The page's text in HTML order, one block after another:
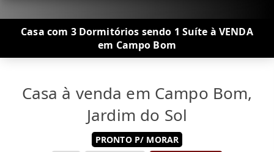
Casa com 3 Dormitórios sendo 1 Suíte à VENDA
em Campo Bom
Casa à venda em Campo Bom,
Jardim do Sol
PRONTO P/ MORAR